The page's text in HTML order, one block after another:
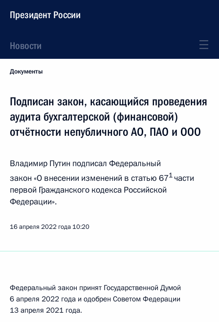
Президент России
Новости
Документы
Подписан закон, касающийся проведения
аудита бухгалтерской (финансовой)
отчётности непубличного АО, ПАО и ООО
Владимир Путин подписал Федеральный
закон «О внесении изменений в статью 671 части
первой Гражданского кодекса Российской
Федерации».
16 апреля 2022 года 10:20
Федеральный закон принят Государственной Думой
6 апреля 2022 года и одобрен Советом Федерации
13 апреля 2021 года.